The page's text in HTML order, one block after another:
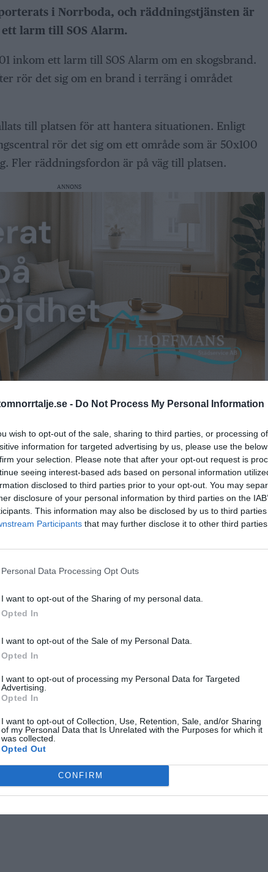
- Do Not Process My Personal Information
wish to opt-out of the sale, sharing to third parties, or processing
information for targeted advertising by us, please use the
your selection. Please note that after your opt-out request is
seeing interest-based ads based on personal information
disclosed to third parties prior to your opt-out. You may
disclosure of your personal information by third parties on the
This information may also be disclosed by us to third
Participants that may further disclose it to other third parties.
Personal Data Processing Opt Outs
I want to opt-out of the Sharing of my personal data.
Opted In
I want to opt-out of the Sale of my Personal Data.
Opted In
I want to opt-out of processing my Personal Data for Targeted
Advertising.
Opted In
I want to opt-out of Collection, Use, Retention, Sale, and/or Sharing
of my Personal Data that Is Unrelated with the Purposes for which it
was collected.
Opted Out
CONFIRM
i Norrboda, och räddningstjänsten är
larm till SOS Alarm.
inkom ett larm till SOS Alarm om en skogsbrand.
rör det sig om en brand i terräng i området
till platsen för att hantera situationen. Enligt
rör det sig om ett område som är 50x100
Fler räddningsfordon är på väg till platsen.
ANNONS
när mer information blir tillgänglig.
ANNONS